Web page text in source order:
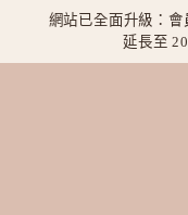
網站已全面升級：
延長至